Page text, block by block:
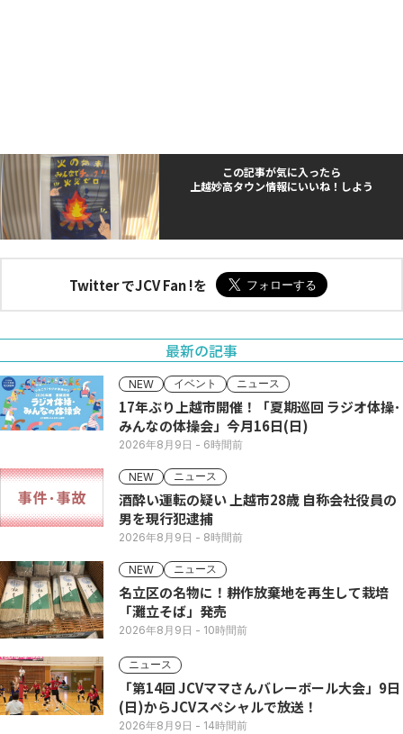
この記事が気に入ったら
上越妙高タウン情報にいいね！しよう
Twitter でJCV Fan !を
最新の記事
NEW イベント ニュース
17年ぶり上越市開催！「夏期巡回 ラジオ体操･
みんなの体操会」今月16日(日)
2026年8月9日 - 6時間前
NEW ニュース
酒酔い運転の疑い 上越市28歳 自称会社役員の
男を現行犯逮捕
2026年8月9日 - 8時間前
NEW ニュース
名立区の名物に！耕作放棄地を再生して栽培
「灘立そば」発売
2026年8月9日 - 10時間前
ニュース
「第14回 JCVママさんバレーボール大会」9日
(日)からJCVスペシャルで放送！
2026年8月9日 - 14時間前